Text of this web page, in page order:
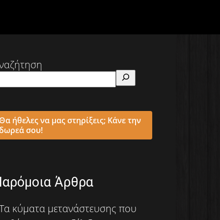
ήθελες να μας στηρίξεις; Κάνε την
σου!
Άρθρα
κύματα μετανάστευσης που